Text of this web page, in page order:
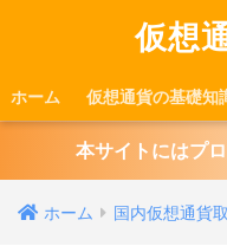
仮想
ホーム 仮想通貨の基礎知
本サイトにはプ
ホーム 国内仮想通貨